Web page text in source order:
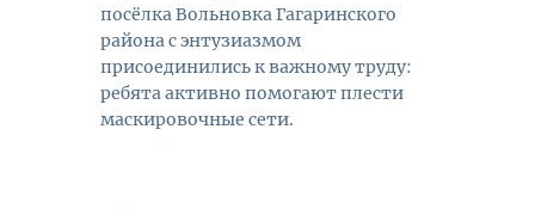
посёлка Вольновка Гагаринского
района с энтузиазмом
присоединились к важному труду:
ребята активно помогают плести
маскировочные сети.